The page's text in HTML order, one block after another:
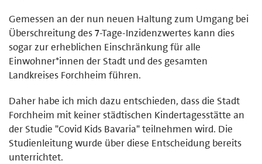
Gemessen an der nun neuen Haltung zum Umgang bei
Überschreitung des 7-Tage-Inzidenzwertes kann dies
sogar zur erheblichen Einschränkung für alle
Einwohner*innen der Stadt und des gesamten
Landkreises Forchheim führen.
Daher habe ich mich dazu entschieden, dass die Stadt
Forchheim mit keiner städtischen Kindertagesstätte an
der Studie "Covid Kids Bavaria" teilnehmen wird. Die
Studienleitung wurde über diese Entscheidung bereits
unterrichtet.